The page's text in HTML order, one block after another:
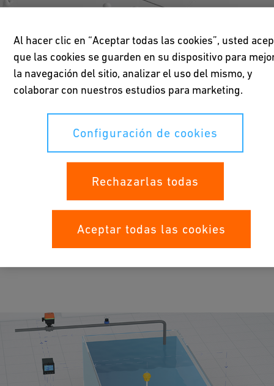
Aplicaciones
Al hacer clic en “Aceptar todas las cookies”, usted
que las cookies se guarden en su dispositivo para
la navegación del sitio, analizar el uso del mismo, y
colaborar con nuestros estudios para marketing.
Configuración de cookies
Rechazarlas todas
Aceptar todas las cookies